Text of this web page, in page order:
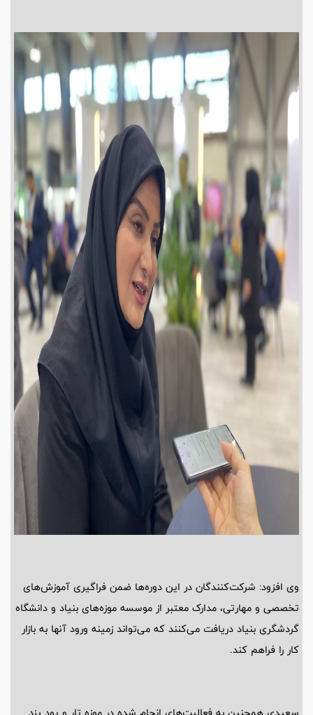
وی افزود: شرکت‌کنندگان در این دوره‌ها ضمن فراگیری آموزش‌های
تخصصی و مهارتی، مدارک معتبر از موسسه موزه‌های بنیاد و دانشگاه
گردشگری بنیاد دریافت می‌کنند که می‌تواند زمینه ورود آنها به بازار
کار را فراهم کند.